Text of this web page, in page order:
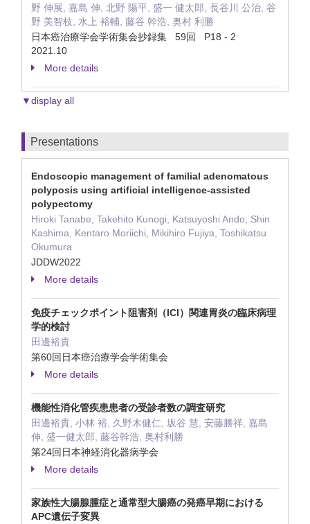
野 伸展, 嘉島 伸, 北野 陽平, 盛一 健太郎, 長谷川 公治, 谷
野 美智枝, 水上 裕輔, 藤谷 幹浩, 奥村 利勝
日本癌治療学会学術集会抄録集 59回 P18 - 2
2021.10
More details
▼display all
Presentations
Endoscopic management of familial adenomatous
polyposis using artificial intelligence-assisted
polypectomy
Hiroki Tanabe, Takehito Kunogi, Katsuyoshi Ando, Shin
Kashima, Kentaro Moriichi, Mikihiro Fujiya, Toshikatsu
Okumura
JDDW2022
More details
免疫チェックポイント阻害剤（ICI）関連胃炎の臨床病理
学的検討
田邊裕貴
第60回日本癌治療学会学術集会
More details
機能性消化管疾患患者の受診者数の調査研究
田邊裕貴, 小林 裕, 久野木健仁, 坂谷 慧, 安藤勝祥, 嘉島
伸, 盛一健太郎, 藤谷幹浩, 奥村利勝
第24回日本神経消化器病学会
More details
家族性大腸腺腫症と通常型大腸癌の発癌早期における
APC遺伝子変異